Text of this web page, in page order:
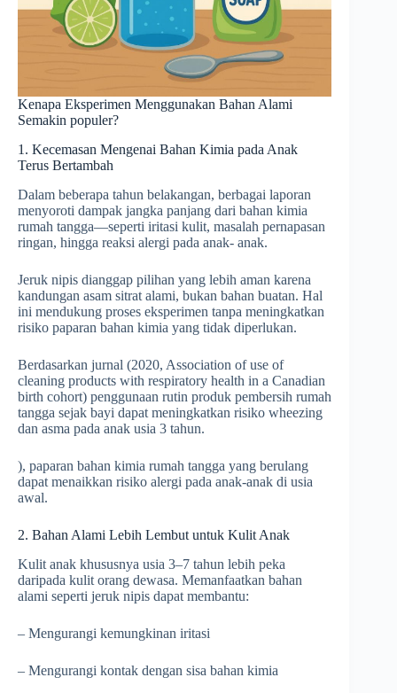
Kenapa Eksperimen Menggunakan Bahan Alami
Semakin populer?
1. Kecemasan Mengenai Bahan Kimia pada Anak
Terus Bertambah
Dalam beberapa tahun belakangan, berbagai laporan
menyoroti dampak jangka panjang dari bahan kimia
rumah tangga—seperti iritasi kulit, masalah pernapasan
ringan, hingga reaksi alergi pada anak- anak.
Jeruk nipis dianggap pilihan yang lebih aman karena
kandungan asam sitrat alami, bukan bahan buatan. Hal
ini mendukung proses eksperimen tanpa meningkatkan
risiko paparan bahan kimia yang tidak diperlukan.
Berdasarkan jurnal (2020, Association of use of
cleaning products with respiratory health in a Canadian
birth cohort) penggunaan rutin produk pembersih rumah
tangga sejak bayi dapat meningkatkan risiko wheezing
dan asma pada anak usia 3 tahun.
), paparan bahan kimia rumah tangga yang berulang
dapat menaikkan risiko alergi pada anak-anak di usia
awal.
2. Bahan Alami Lebih Lembut untuk Kulit Anak
Kulit anak khususnya usia 3–7 tahun lebih peka
daripada kulit orang dewasa. Memanfaatkan bahan
alami seperti jeruk nipis dapat membantu:
– Mengurangi kemungkinan iritasi
– Mengurangi kontak dengan sisa bahan kimia